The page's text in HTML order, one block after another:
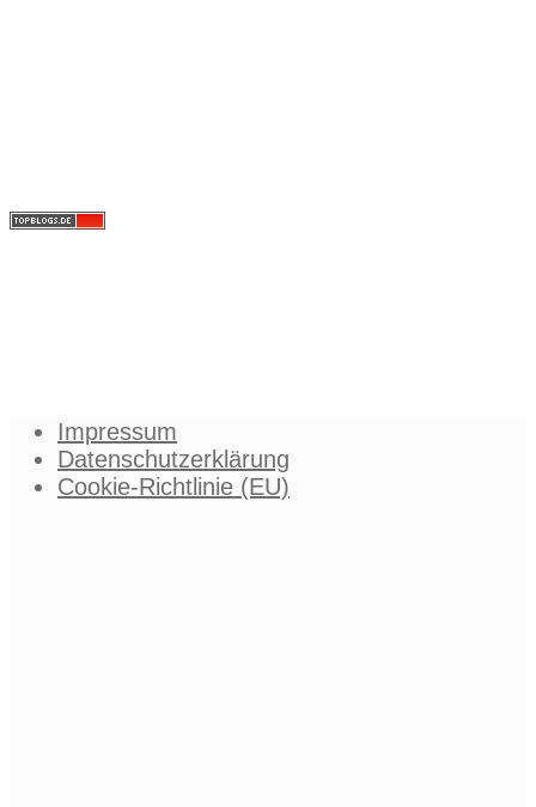
Impressum
Datenschutzerklärung
Cookie-Richtlinie (EU)